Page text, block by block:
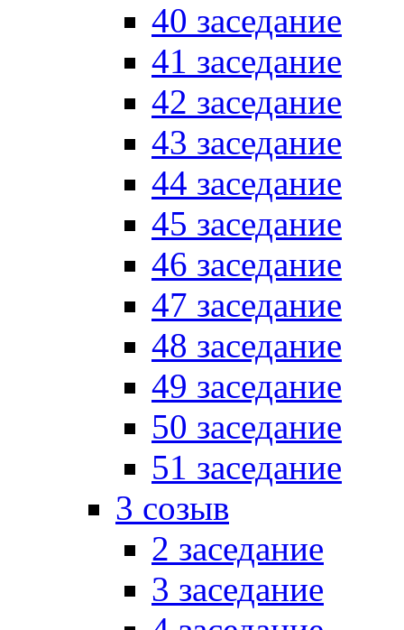
40 заседание
41 заседание
42 заседание
43 заседание
44 заседание
45 заседание
46 заседание
47 заседание
48 заседание
49 заседание
50 заседание
51 заседание
3 созыв
2 заседание
3 заседание